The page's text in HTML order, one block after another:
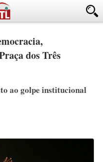
dos Três
ao golpe institucional